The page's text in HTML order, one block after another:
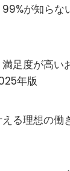
が知らな
足度が高い
年版
る理想の働